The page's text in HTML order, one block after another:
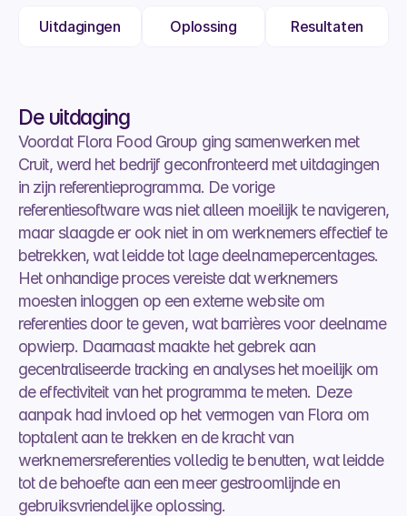
Uitdagingen Oplossing Resultaten
De uitdaging
Voordat Flora Food Group ging samenwerken met
Cruit, werd het bedrijf geconfronteerd met uitdagingen
in zijn referentieprogramma. De vorige
referentiesoftware was niet alleen moeilijk te navigeren,
maar slaagde er ook niet in om werknemers effectief te
betrekken, wat leidde tot lage deelnamepercentages.
Het onhandige proces vereiste dat werknemers
moesten inloggen op een externe website om
referenties door te geven, wat barrières voor deelname
opwierp. Daarnaast maakte het gebrek aan
gecentraliseerde tracking en analyses het moeilijk om
de effectiviteit van het programma te meten. Deze
aanpak had invloed op het vermogen van Flora om
toptalent aan te trekken en de kracht van
werknemersreferenties volledig te benutten, wat leidde
tot de behoefte aan een meer gestroomlijnde en
gebruiksvriendelijke oplossing.